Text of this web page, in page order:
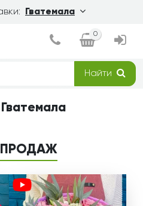
Гватемала
0
Найти